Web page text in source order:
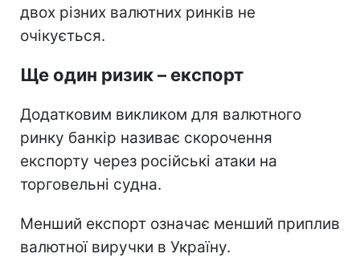
двох різних валютних ринків не
очікується.
Ще один ризик – експорт
Додатковим викликом для валютного
ринку банкір називає скорочення
експорту через російські атаки на
торговельні судна.
Менший експорт означає менший приплив
валютної виручки в Україну.